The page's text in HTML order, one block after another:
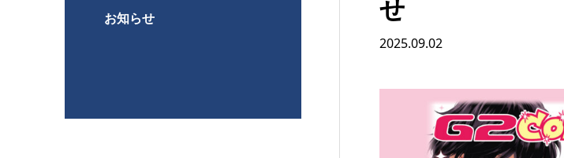
お知らせ
せ
2025.09.02